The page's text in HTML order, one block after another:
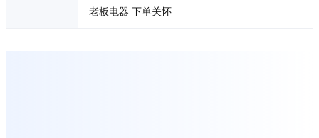
老板电器 下单关怀